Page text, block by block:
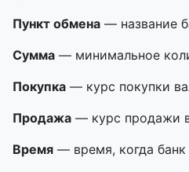
Пункт обмена — название
Сумма — минимальное
Покупка — курс покупки
Продажа — курс продажи
Время — время, когда